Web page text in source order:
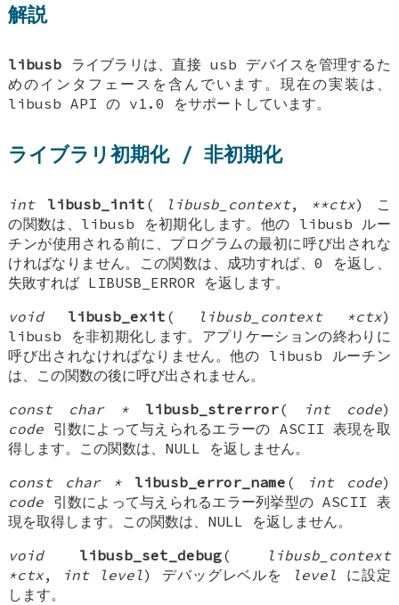
解説
libusb ライブラリは、直接 usb デバイスを管理するた
めのインタフェースを含んでいます。現在の実装は、
libusb API の v1.0 をサポートしています。
ライブラリ初期化 / 非初期化
int libusb_init ( libusb_context, **ctx) こ
の関数は、libusb を初期化します。他の libusb ルー
チンが使用される前に、プログラムの最初に呼び出されな
ければなりません。この関数は、成功すれば、0 を返し、
失敗すれば LIBUSB_ERROR を返します。
void
libusb_exit ( libusb_context *ctx)
libusb を非初期化します。アプリケーションの終わりに
呼び出されなければなりません。他の libusb ルーチン
は、この関数の後に呼び出されません。
const char *
libusb_strerror( int code)
code 引数によって与えられるエラーの ASCII 表現を取
得します。この関数は、NULL を返しません。
const char *
libusb_error_name ( int code)
code 引数によって与えられるエラー列挙型の ASCII 表
現を取得します。この関数は、NULL を返しません。
void
libusb_set_debug(
libusb_context
*ctx, int level) デバッグレベルを level に設定
します。